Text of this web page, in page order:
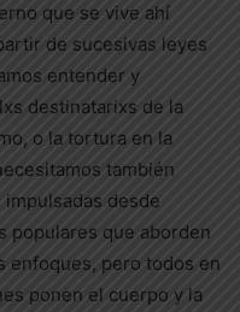
que se vive ahí
de sucesivas leyes
entender y
destinatarixs de la
o la tortura en la
también
desde
populares que aborden
enfoques, pero todos en
ponen el cuerpo y la